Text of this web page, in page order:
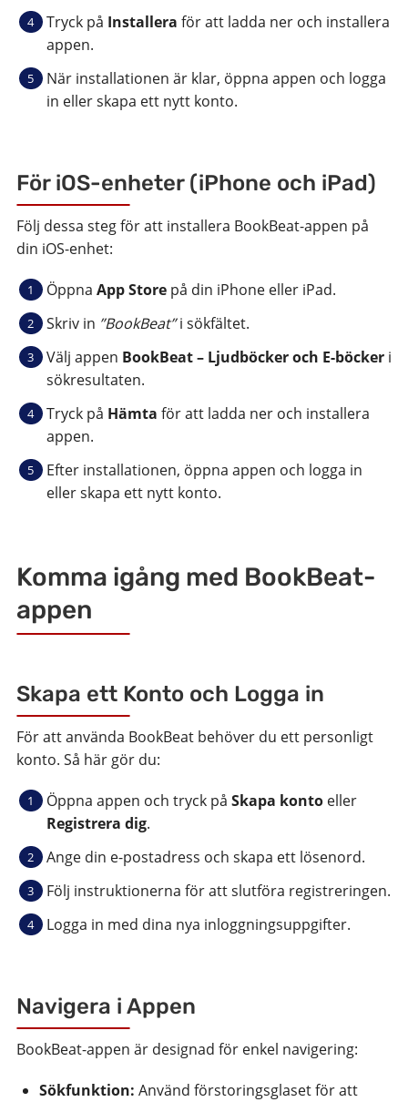
Tryck på Installera för att ladda ner och installera
appen.
När installationen är klar, öppna appen och logga
in eller skapa ett nytt konto.
För iOS-enheter (iPhone och iPad)
Följ dessa steg för att installera BookBeat-appen på
din iOS-enhet:
Öppna App Storepå din iPhone eller iPad.
Skriv in ”BookBeat”i sökfältet.
Välj appen BookBeat – Ljudböcker och E-böckeri
sökresultaten.
Tryck på Hämta för att ladda ner och installera
appen.
Efter installationen, öppna appen och logga in
eller skapa ett nytt konto.
Komma igång med BookBeat-
appen
Skapa ett Konto och Logga in
För att använda BookBeat behöver du ett personligt
konto. Så här gör du:
Öppna appen och tryck på Skapa kontoeller
Registrera dig.
Ange din e-postadress och skapa ett lösenord.
Följ instruktionerna för att slutföra registreringen.
Logga in med dina nya inloggningsuppgifter.
Navigera i Appen
BookBeat-appen är designad för enkel navigering:
Sökfunktion: Använd förstoringsglaset för att